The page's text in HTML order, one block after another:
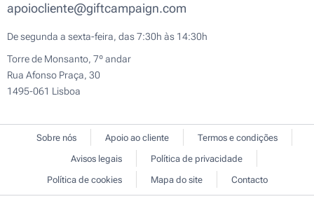
apoiocliente@giftcampaign.com
De segunda a sexta-feira, das 7:30h às 14:30h
Torre de Monsanto, 7º andar
Rua Afonso Praça, 30
1495-061 Lisboa
Sobre nós Apoio ao cliente
Termos e condições
Avisos legais
Política de privacidade
Política de cookies
Mapa do site Contacto